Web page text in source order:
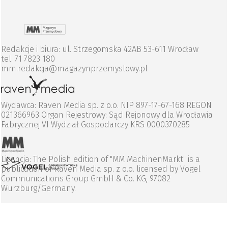
Redakcje i biura: ul. Strzegomska 42AB 53-611 Wrocław
tel. 71 7823 180
mm.redakcja@magazynprzemyslowy.pl
Wydawca: Raven Media sp. z o.o. NIP 897-17-67-168 REGON
021366963 Organ Rejestrowy: Sąd Rejonowy dla Wrocławia
Fabrycznej VI Wydział Gospodarczy KRS 0000370285
Licencja: The Polish edition of "MM MachinenMarkt" is a
publication of Raven Media sp. z o.o. licensed by Vogel
Communications Group GmbH & Co. KG, 97082
Wurzburg/Germany.